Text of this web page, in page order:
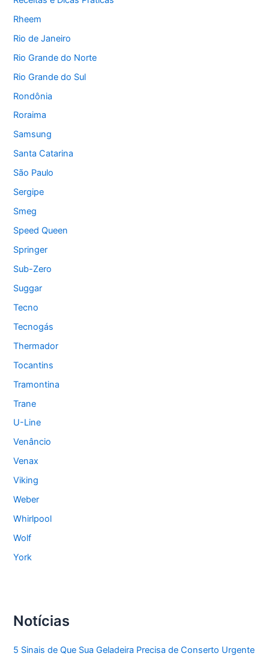
Rheem
Rio de Janeiro
Rio Grande do Norte
Rio Grande do Sul
Rondônia
Roraima
Samsung
Santa Catarina
São Paulo
Sergipe
Smeg
Speed Queen
Springer
Sub-Zero
Suggar
Tecno
Tecnogás
Thermador
Tocantins
Tramontina
Trane
U-Line
Venâncio
Venax
Viking
Weber
Whirlpool
Wolf
York
Notícias
5 Sinais de Que Sua Geladeira Precisa de Conserto Urgente